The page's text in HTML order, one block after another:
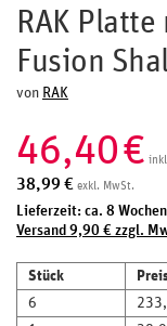
RAK
Fusion
von RAK
46,40€
38,99 € exkl. MwSt.
Lieferzeit: ca. 8 Wochen
Versand 9,90 € zzgl.
Stück
6